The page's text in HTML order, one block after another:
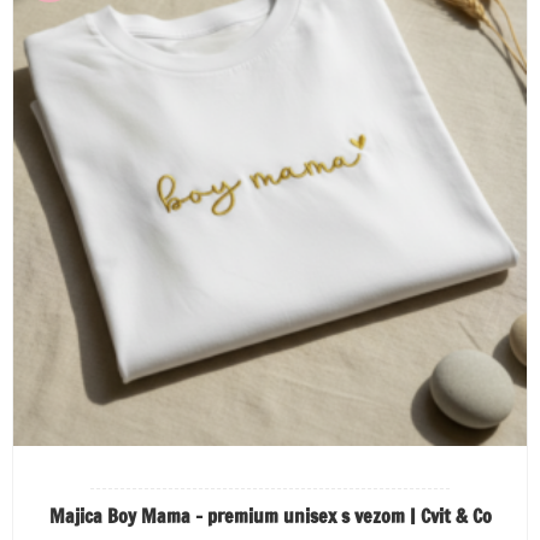
Majica Boy Mama – premium unisex s vezom | Cvit & Co